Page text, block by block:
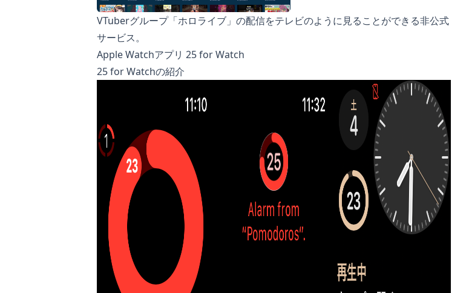
VTuberグループ「ホロライブ」の配信をテレビのように見ることができる非公式
サービス。
Apple Watchアプリ 25 for Watch
25 for Watchの紹介